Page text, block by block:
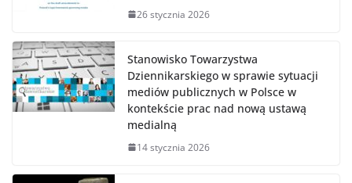
26 stycznia 2026
Stanowisko Towarzystwa
Dziennikarskiego w sprawie sytuacji
mediów publicznych w Polsce w
kontekście prac nad nową ustawą
medialną
14 stycznia 2026